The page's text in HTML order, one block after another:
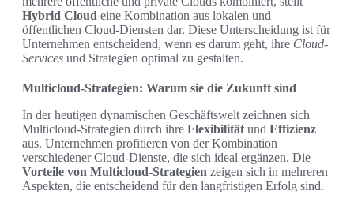
Hybrid Cloud eine Kombination aus lokalen und
öffentlichen Cloud-Diensten dar. Diese Unterscheidung ist für
Unternehmen entscheidend, wenn es darum geht, ihre Cloud-
Services und Strategien optimal zu gestalten.
Multicloud-Strategien: Warum sie die Zukunft sind
In der heutigen dynamischen Geschäftswelt zeichnen sich
Multicloud-Strategien durch ihre Flexibilität und Effizienz
aus. Unternehmen profitieren von der Kombination
verschiedener Cloud-Dienste, die sich ideal ergänzen. Die
Vorteile von Multicloud-Strategien zeigen sich in mehreren
Aspekten, die entscheidend für den langfristigen Erfolg sind.